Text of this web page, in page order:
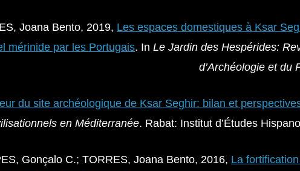
Joana Bento, 2019, Les espaces domestiques à Ksar
mérinide par les Portugais. In Le Jardin des Hespérides:
d’Archéologie et du
du site archéologique de Ksar Seghir: bilan et
en Méditerranée. Rabat: Institut d’Études
Gonçalo C.; TORRES, Joana Bento, 2016, La